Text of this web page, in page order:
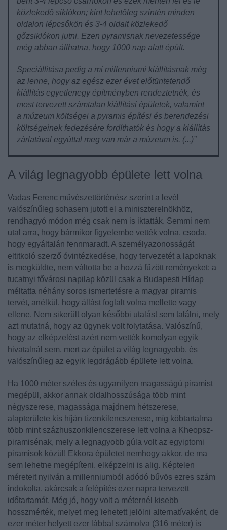
közlekedő siklókon; kint lehetőleg szintén minden
oldalon lépcsőkön és 3-4 oldalt közlekedő
gőzsiklókon jutni. Ezen pyramisnak nevezetessége
még abban állhatna, hogy 1000 nap alatt épült.
Speciállitása pedig a mi millenniumi kiállításnak még
az lenne, hogy az egész ezer évet előtüntetendő
kiállítás egyetlenegy építményben rendeztetnék, és
most tervezett számtalan kiállítási épületek, valamint
a múzeum költségei a pyramis építési és berendezési
költségeinek fedezésére fordíthatók és hogy a kiállítás
zárlatával egyúttal meg van már a múzeum is. (...)”
A világ legnagyobb épülete lett volna
Vadas Ferenc művészettörténész szerint a levél
valószínűleg sohasem jutott el a miniszterelnökhöz,
rendhagyó módon még csak nem is iktatták. Semmi nem
utal arra, hogy bármikor figyelembe vették volna, csoda,
hogy egyáltalán fennmaradt. A személyazonosságát
eltitkoló szerző óvintézkedése, hogy tervezetét a lapoknak
is megküldte, nem váltotta be a hozzá fűzött reményeket: a
tucatnyi fővárosi napilap közül csak a Budapesti Hírlap
méltatta néhány soros ismertetésre a magyar piramis
tervét, anélkül, hogy állást foglalt volna mellette vagy
ellene. Nem sikerült olyan későbbi utalást sem találni, mely
azt mutatná, hogy az ügynek volt folytatása. Valószínű,
hogy az elképzelést azért nem vették komolyan egyik
hivatalnál sem, mert az épület a világ legnagyobb, és
valószínűleg az egyik legdrágább épülete lett volna.
Ha 1000 méter széles és ugyanilyen magasságú piramist
megépül, akkor annak oldalhosszúsága több mint
négyszerese, magassága majdnem hétszerese,
alapterülete kis híján tizenkilencszerese, míg köbtartalma
több mint százhuszonkilencszerese lett volna a Kheopsz-
piramisénak, mely a legnagyobb gúla volt az egyiptomi
piramisok közül! Ekkora épületet nemhogy akkor, de ma
sem lehetne megépíteni, elképzelni is alig. Képtelen
méreteit nyilván a millenniumból adódó bűvös ezres szám
indokolta, akárcsak a felépítés ezer napra tervezett
időtartamát. Még jó, hogy volt a méternél kisebb
hosszmérték, melyet meg lehetett jelölni alternatívaként, de
ezer méter helyett ezer lábbal számolva (316 méter) is